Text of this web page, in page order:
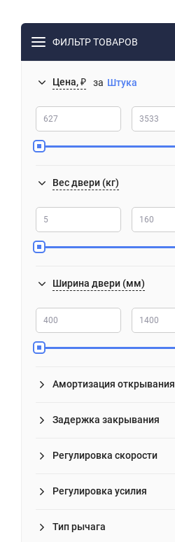
ФИЛЬТР ТОВАРОВ
Цена, ₽ за Штука
Вес двери (кг)
Ширина двери (мм)
Амортизация открывания
Задержка закрывания
Регулировка скорости
Регулировка усилия
Тип рычага